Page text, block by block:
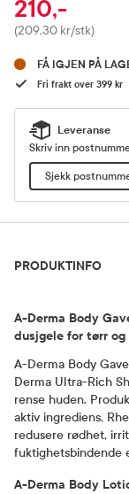
Pris
210,-
(209,30 kr/stk)
FÅ IGJEN PÅ
Fri frakt over 399 kr
Leveranse
Skriv inn
Sjekk
PRODUKTINFO
A-Derma Body
dusjgele for tørr
A-Derma Body
Derma Ultra-Rich
rense huden.
aktiv ingrediens,
redusere rødhet,
fuktighetsbindende
A-Derma Body